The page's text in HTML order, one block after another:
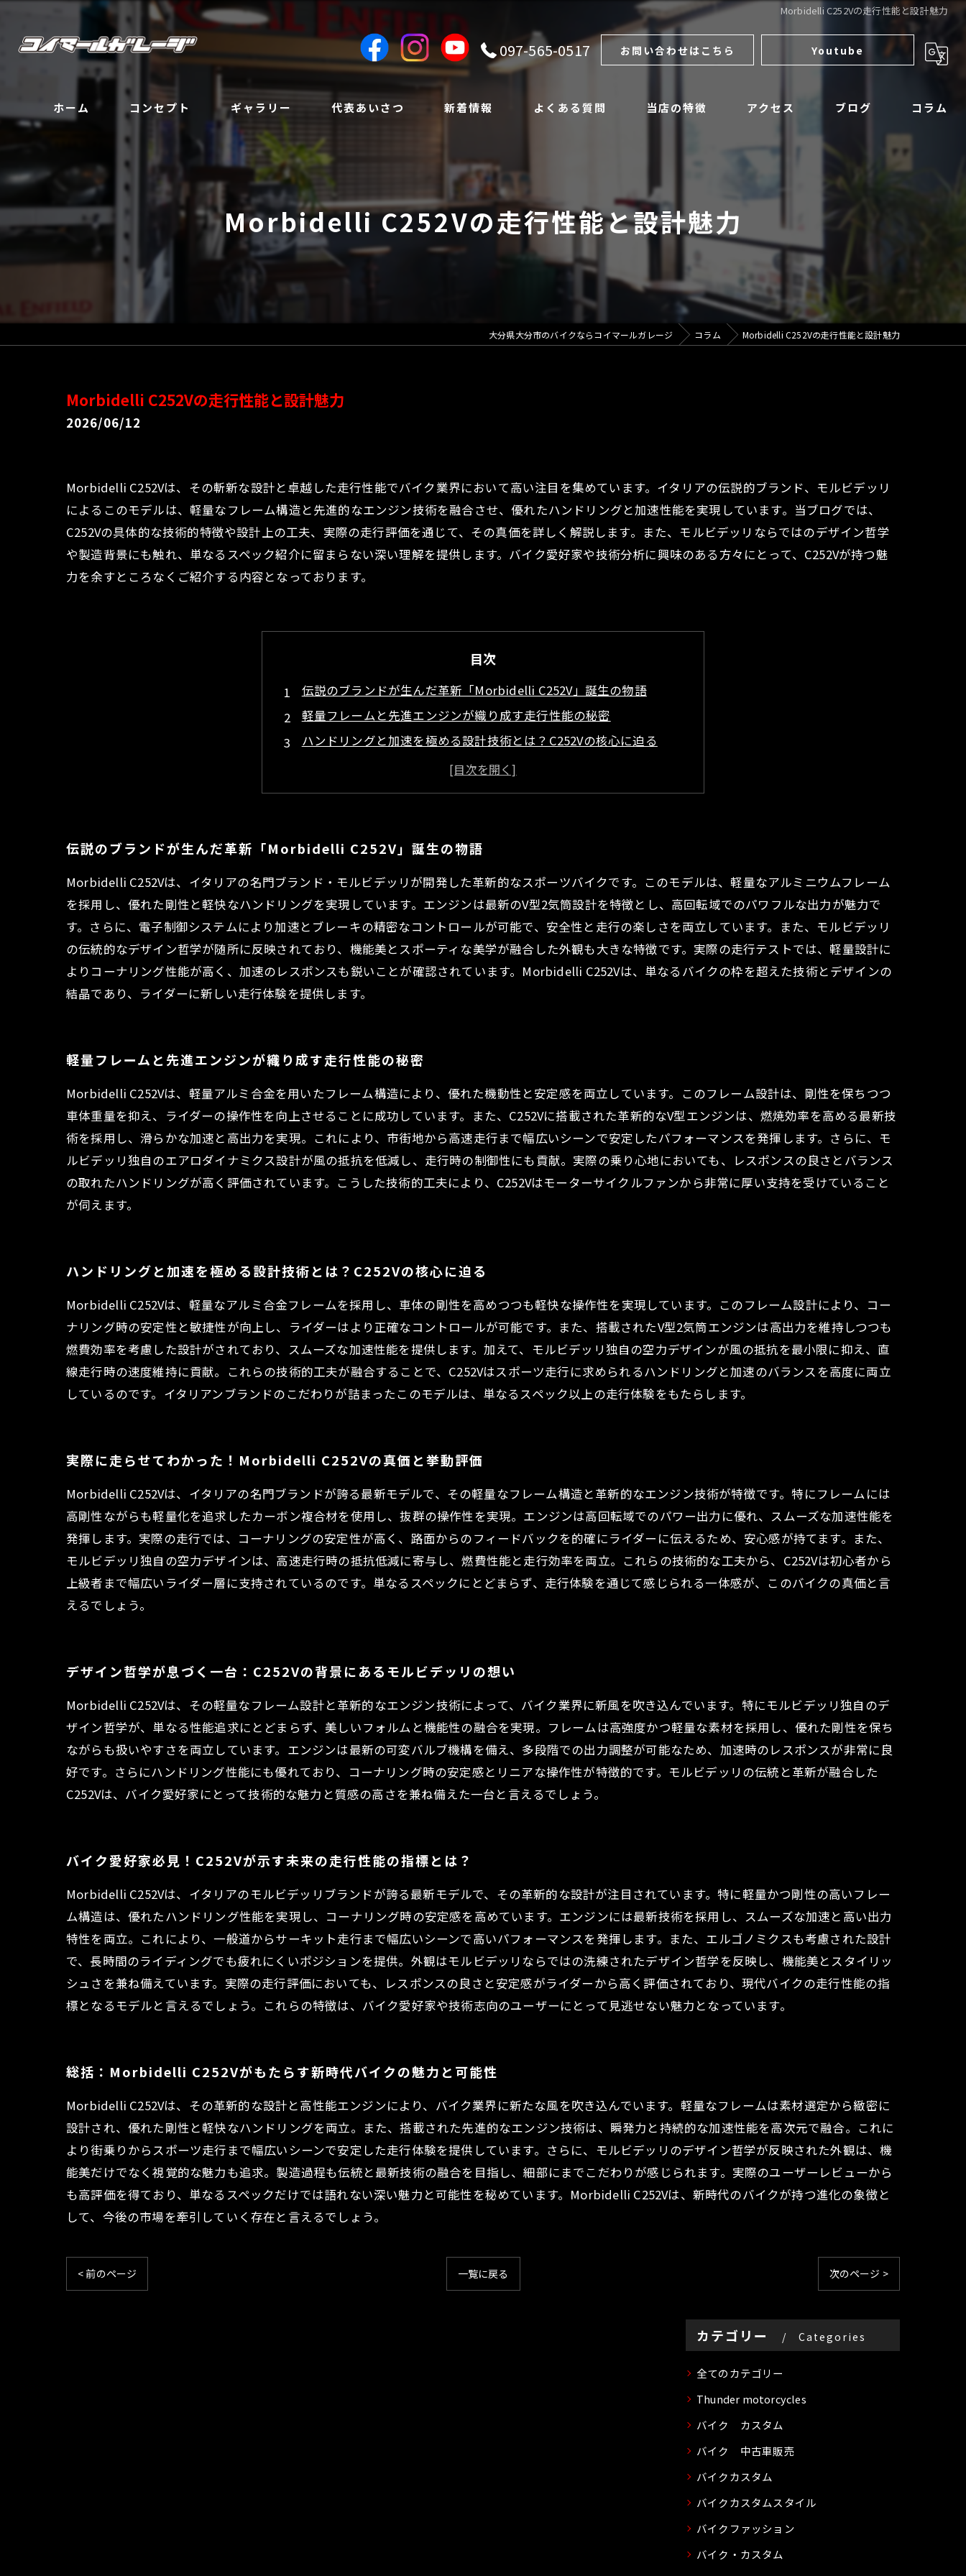
Morbidelli C252Vの走行性能と設計魅力
097-565-0517 お問い合わせはこちら Youtube
ホーム コンセプト ギャラリー 代表あいさつ 新着情報 よくある質問 当店の特徴
サンダーモーターサイクルズ
ロイヤルエンフィールド
マットモーターサイクル
整備
カフェ
アクセス ブログ コラム
Morbidelli C252Vの走行性能と設計魅力
大分県大分市のバイクならコイマールガレージ コラム Morbidelli C252Vの走行性能と設計魅力
Morbidelli C252Vの走行性能と設計魅力
2026/06/12
Morbidelli C252Vは、その斬新な設計と卓越した走行性能でバイク業界において高い注目を集めています。イタリアの伝説的ブランド、モルビデッリ
によるこのモデルは、軽量なフレーム構造と先進的なエンジン技術を融合させ、優れたハンドリングと加速性能を実現しています。当ブログでは、
C252Vの具体的な技術的特徴や設計上の工夫、実際の走行評価を通じて、その真価を詳しく解説します。また、モルビデッリならではのデザイン哲学
や製造背景にも触れ、単なるスペック紹介に留まらない深い理解を提供します。バイク愛好家や技術分析に興味のある方々にとって、C252Vが持つ魅
力を余すところなくご紹介する内容となっております。
目次
伝説のブランドが生んだ革新「Morbidelli C252V」誕生の物語
軽量フレームと先進エンジンが織り成す走行性能の秘密
ハンドリングと加速を極める設計技術とは？C252Vの核心に迫る
実際に走らせてわかった！Morbidelli C252Vの真価と挙動評価
デザイン哲学が息づく一台：C252Vの背景にあるモルビデッリの想い
総括：Morbidelli C252Vがもたらす新時代バイクの魅力と可能性
伝説のブランドが生んだ革新「Morbidelli C252V」誕生の物語
Morbidelli C252Vは、イタリアの名門ブランド・モルビデッリが開発した革新的なスポーツバイクです。このモデルは、軽量なアルミニウムフレーム
を採用し、優れた剛性と軽快なハンドリングを実現しています。エンジンは最新のV型2気筒設計を特徴とし、高回転域でのパワフルな出力が魅力で
す。さらに、電子制御システムにより加速とブレーキの精密なコントロールが可能で、安全性と走行の楽しさを両立しています。また、モルビデッリ
の伝統的なデザイン哲学が随所に反映されており、機能美とスポーティな美学が融合した外観も大きな特徴です。実際の走行テストでは、軽量設計に
よりコーナリング性能が高く、加速のレスポンスも鋭いことが確認されています。Morbidelli C252Vは、単なるバイクの枠を超えた技術とデザインの
結晶であり、ライダーに新しい走行体験を提供します。
軽量フレームと先進エンジンが織り成す走行性能の秘密
Morbidelli C252Vは、軽量アルミ合金を用いたフレーム構造により、優れた機動性と安定感を両立しています。このフレーム設計は、剛性を保ちつつ
車体重量を抑え、ライダーの操作性を向上させることに成功しています。また、C252Vに搭載された革新的なV型エンジンは、燃焼効率を高める最新技
術を採用し、滑らかな加速と高出力を実現。これにより、市街地から高速走行まで幅広いシーンで安定したパフォーマンスを発揮します。さらに、モ
ルビデッリ独自のエアロダイナミクス設計が風の抵抗を低減し、走行時の制御性にも貢献。実際の乗り心地においても、レスポンスの良さとバランス
の取れたハンドリングが高く評価されています。こうした技術的工夫により、C252Vはモーターサイクルファンから非常に厚い支持を受けていること
が伺えます。
ハンドリングと加速を極める設計技術とは？C252Vの核心に迫る
Morbidelli C252Vは、軽量なアルミ合金フレームを採用し、車体の剛性を高めつつも軽快な操作性を実現しています。このフレーム設計により、コー
ナリング時の安定性と敏捷性が向上し、ライダーはより正確なコントロールが可能です。また、搭載されたV型2気筒エンジンは高出力を維持しつつも
燃費効率を考慮した設計がされており、スムーズな加速性能を提供します。加えて、モルビデッリ独自の空力デザインが風の抵抗を最小限に抑え、直
線走行時の速度維持に貢献。これらの技術的工夫が融合することで、C252Vはスポーツ走行に求められるハンドリングと加速のバランスを高度に両立
しているのです。イタリアンブランドのこだわりが詰まったこのモデルは、単なるスペック以上の走行体験をもたらします。
実際に走らせてわかった！Morbidelli C252Vの真価と挙動評価
Morbidelli C252Vは、イタリアの名門ブランドが誇る最新モデルで、その軽量なフレーム構造と革新的なエンジン技術が特徴です。特にフレームには
高剛性ながらも軽量化を追求したカーボン複合材を使用し、抜群の操作性を実現。エンジンは高回転域でのパワー出力に優れ、スムーズな加速性能を
発揮します。実際の走行では、コーナリングの安定性が高く、路面からのフィードバックを的確にライダーに伝えるため、安心感が持てます。また、
モルビデッリ独自の空力デザインは、高速走行時の抵抗低減に寄与し、燃費性能と走行効率を両立。これらの技術的な工夫から、C252Vは初心者から
上級者まで幅広いライダー層に支持されているのです。単なるスペックにとどまらず、走行体験を通じて感じられる一体感が、このバイクの真価と言
えるでしょう。
デザイン哲学が息づく一台：C252Vの背景にあるモルビデッリの想い
Morbidelli C252Vは、その軽量なフレーム設計と革新的なエンジン技術によって、バイク業界に新風を吹き込んでいます。特にモルビデッリ独自のデ
ザイン哲学が、単なる性能追求にとどまらず、美しいフォルムと機能性の融合を実現。フレームは高強度かつ軽量な素材を採用し、優れた剛性を保ち
ながらも扱いやすさを両立しています。エンジンは最新の可変バルブ機構を備え、多段階での出力調整が可能なため、加速時のレスポンスが非常に良
好です。さらにハンドリング性能にも優れており、コーナリング時の安定感とリニアな操作性が特徴的です。モルビデッリの伝統と革新が融合した
C252Vは、バイク愛好家にとって技術的な魅力と質感の高さを兼ね備えた一台と言えるでしょう。
バイク愛好家必見！C252Vが示す未来の走行性能の指標とは？
Morbidelli C252Vは、イタリアのモルビデッリブランドが誇る最新モデルで、その革新的な設計が注目されています。特に軽量かつ剛性の高いフレー
ム構造は、優れたハンドリング性能を実現し、コーナリング時の安定感を高めています。エンジンには最新技術を採用し、スムーズな加速と高い出力
特性を両立。これにより、一般道からサーキット走行まで幅広いシーンで高いパフォーマンスを発揮します。また、エルゴノミクスも考慮された設計
で、長時間のライディングでも疲れにくいポジションを提供。外観はモルビデッリならではの洗練されたデザイン哲学を反映し、機能美とスタイリッ
シュさを兼ね備えています。実際の走行評価においても、レスポンスの良さと安定感がライダーから高く評価されており、現代バイクの走行性能の指
標となるモデルと言えるでしょう。これらの特徴は、バイク愛好家や技術志向のユーザーにとって見逃せない魅力となっています。
総括：Morbidelli C252Vがもたらす新時代バイクの魅力と可能性
Morbidelli C252Vは、その革新的な設計と高性能エンジンにより、バイク業界に新たな風を吹き込んでいます。軽量なフレームは素材選定から緻密に
設計され、優れた剛性と軽快なハンドリングを両立。また、搭載された先進的なエンジン技術は、瞬発力と持続的な加速性能を高次元で融合。これに
より街乗りからスポーツ走行まで幅広いシーンで安定した走行体験を提供しています。さらに、モルビデッリのデザイン哲学が反映された外観は、機
能美だけでなく視覚的な魅力も追求。製造過程も伝統と最新技術の融合を目指し、細部にまでこだわりが感じられます。実際のユーザーレビューから
も高評価を得ており、単なるスペックだけでは語れない深い魅力と可能性を秘めています。Morbidelli C252Vは、新時代のバイクが持つ進化の象徴と
して、今後の市場を牽引していく存在と言えるでしょう。
< 前のページ 一覧に戻る 次のページ >
カテゴリー Categories
全てのカテゴリー
Thunder motorcycles
バイク カスタム
バイク 中古車販売
バイクカスタム
バイクカスタムスタイル
バイクファッション
バイク・カスタム